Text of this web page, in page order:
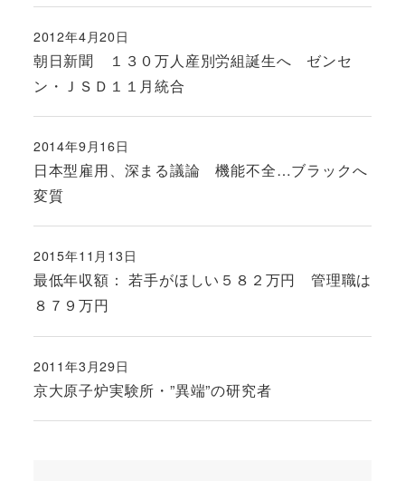
朝日新聞 １３０万人産別労組誕生へ ゼンセ
ン・ＪＳＤ１１月統合
投稿日
2012年4月20日
日本型雇用、深まる議論 機能不全…ブラックへ
変質
投稿日
2014年9月16日
最低年収額： 若手がほしい５８２万円 管理職は
８７９万円
投稿日
2015年11月13日
京大原子炉実験所・”異端”の研究者
投稿日
2011年3月29日